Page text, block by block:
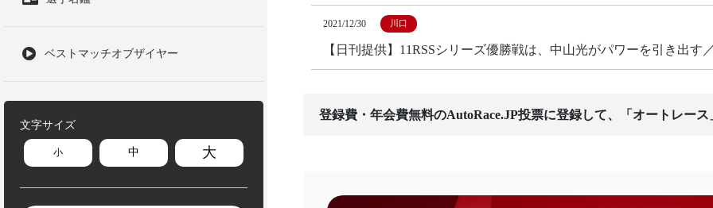
ベストマッチオブザイヤー
文字サイズ
小 中 大
2021/12/30 川口
【日刊提供】11RSSシリーズ優勝戦は、中山光がパワーを引き出す
登録費・年会費無料のAutoRace.JP投票に登録して、「オートレー